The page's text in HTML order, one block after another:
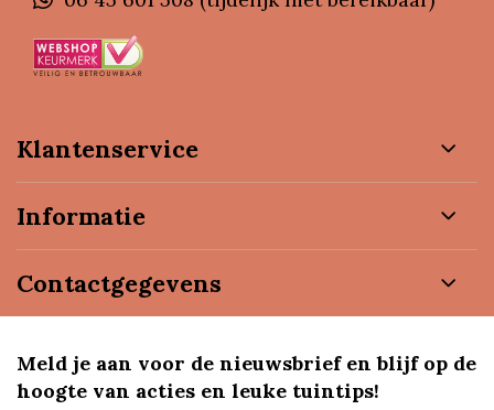
Klantenservice
Informatie
Contactgegevens
Meld je aan voor de nieuwsbrief en blijf op de
hoogte van acties en leuke tuintips!